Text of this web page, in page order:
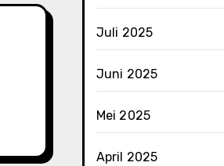
Juli 2025
Juni 2025
Mei 2025
April 2025